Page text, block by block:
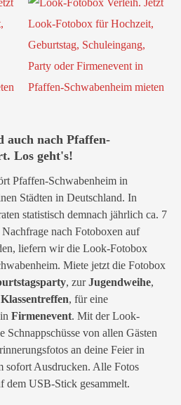
auch nach Pfaffen-
Los geht's!
Pfaffen-Schwabenheim in
Städten in Deutschland. In
statistisch demnach jährlich ca. 7
nach Fotoboxen auf
liefern wir die Look-Fotobox
Miete jetzt die Fotobox
, zurJugendweihe,
Klassentreffen, für eine
Firmenevent. Mit der Look-
Schnappschüsse von allen Gästen
an deine Feier in
sofort Ausdrucken. Alle Fotos
dem USB-Stick gesammelt.